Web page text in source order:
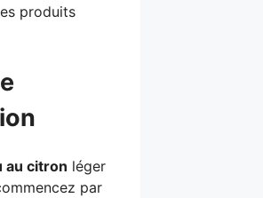
produits
au citron léger
par